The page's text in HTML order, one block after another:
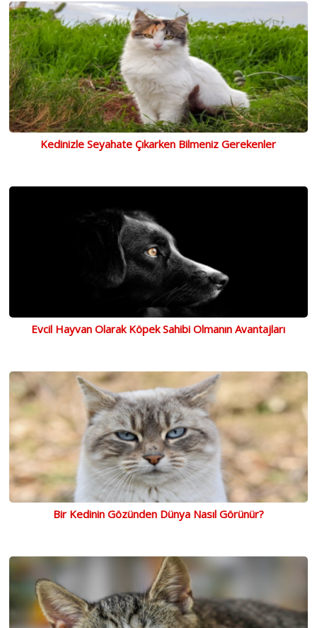
Kedinizle Seyahate Çıkarken Bilmeniz Gerekenler
Evcil Hayvan Olarak Köpek Sahibi Olmanın Avantajları
Bir Kedinin Gözünden Dünya Nasıl Görünür?